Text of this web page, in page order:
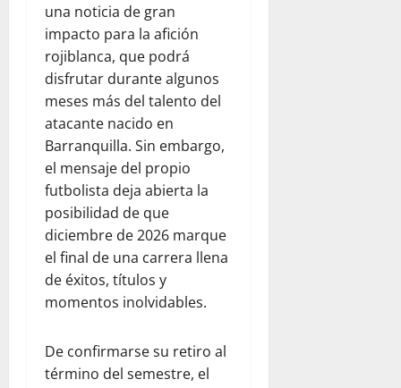
una noticia de gran
impacto para la afición
rojiblanca, que podrá
disfrutar durante algunos
meses más del talento del
atacante nacido en
Barranquilla. Sin embargo,
el mensaje del propio
futbolista deja abierta la
posibilidad de que
diciembre de 2026 marque
el final de una carrera llena
de éxitos, títulos y
momentos inolvidables.
De confirmarse su retiro al
término del semestre, el